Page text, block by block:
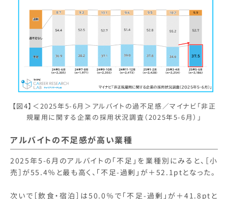
【図4】＜2025年5-6月＞アルバイトの過不足感／マイナビ「非正
規雇用に関する企業の採用状況調査（2025年5-6月）」
アルバイトの不足感が高い業種
2025年5-6月のアルバイトの「不足」を業種別にみると、［小
売］が55.4％と最も高く、「不足-過剰」が＋52.1ptとなった。
次いで［飲食・宿泊］は50.0％で「不足-過剰」が＋41.8ptと